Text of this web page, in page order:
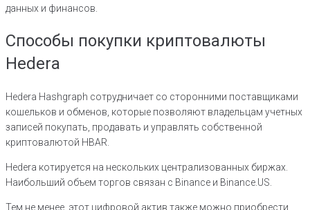
данных и финансов.
Способы покупки криптовалюты
Hedera
Hedera Hashgraph сотрудничает со сторонними поставщиками
кошельков и обменов, которые позволяют владельцам учетных
записей покупать, продавать и управлять собственной
криптовалютой HBAR.
Hedera котируется на нескольких централизованных биржах.
Наибольший объем торгов связан с Binance и Binance.US.
Тем не менее, этот цифровой актив также можно приобрести